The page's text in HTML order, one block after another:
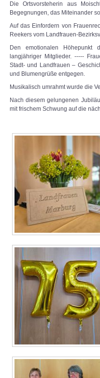
Die Ortsvorsteherin aus
Begegnungen, das Miteinander
Auf das Einfordern von
Reekers vom Landfrauen-
Den emotionalen Höhepunkt
langjähriger Mitglieder. -----
Stadt- und Landfrauen –
und Blumengrüße entgegen.
Musikalisch umrahmt wurde die
Nach diesem gelungenen
mit frischem Schwung auf die